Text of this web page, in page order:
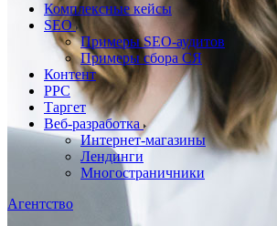
Комплексные кейсы
SEO
Примеры SEO-аудитов
Примеры сбора СЯ
Контент
PPC
Таргет
Веб-разработка
Интернет-магазины
Лендинги
Многостраничники
Агентство